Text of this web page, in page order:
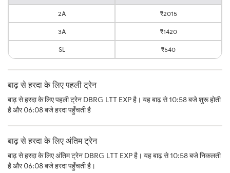
2A ₹2015
3A ₹1420
SL ₹540
बाढ़ से हरदा के लिए पहली ट्रेन
बाढ़ से हरदा के लिए पहली ट्रेन DBRG LTT EXP है। यह बाढ़ से 10:58 बजे शुरू होती
है और 06:08 बजे हरदा पहुँचती है
बाढ़ से हरदा के लिए अंतिम ट्रेन
बाढ़ से हरदा के लिए अंतिम ट्रेन DBRG LTT EXP है। यह बाढ़ से 10:58 बजे निकलती
है और 06:08 बजे हरदा पहुँचती है।